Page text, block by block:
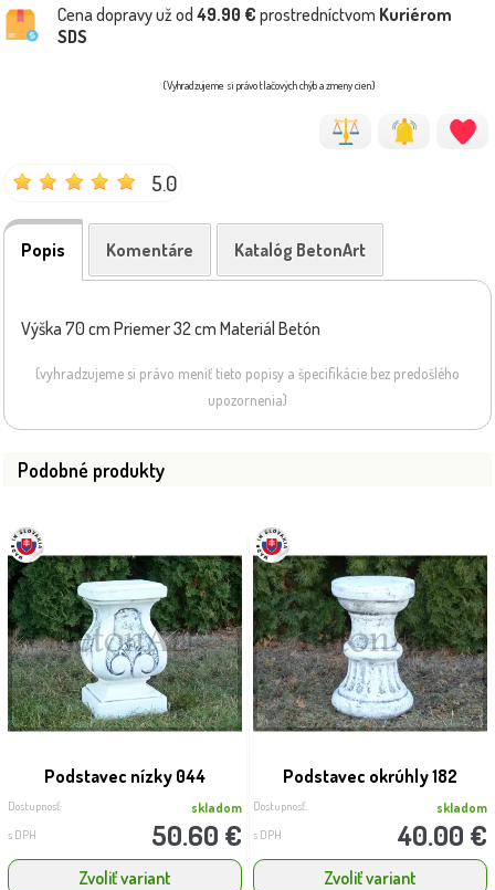
Cena dopravy už od 49.90 € prostredníctvom Kuriérom
SDS
(Vyhradzujeme si právo tlačových chýb a zmeny cien)
5.0
Popis Komentáre Katalóg BetonArt
Výška 70 cm Priemer 32 cm Materiál Betón
(vyhradzujeme si právo meniť tieto popisy a špecifikácie bez predošlého
upozornenia)
Podobné produkty
Podstavec nízky 044
Dostupnosť: skladom
s DPH 50.60 €
Zvoliť variant
Podstavec okrúhly 182
Dostupnosť: skladom
s DPH 40.00 €
Zvoliť variant